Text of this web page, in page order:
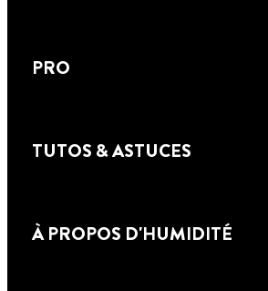
PRO
TUTOS & ASTUCES
À PROPOS D'HUMIDITÉ